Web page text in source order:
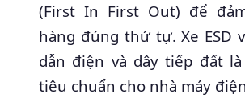
(First In First Out) để
hàng đúng thứ tự. Xe ESD
dẫn điện và dây tiếp đất
tiêu chuẩn cho nhà máy